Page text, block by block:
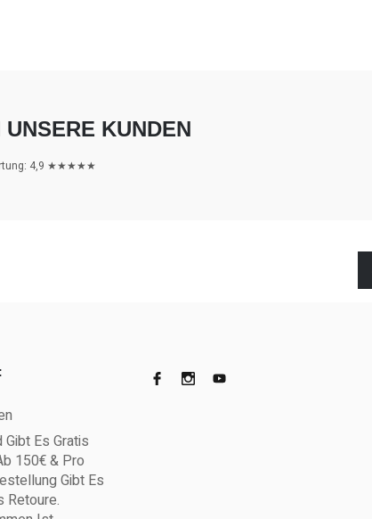
KUNDEN
4,9 ★★★★★
Es Gratis
150€ & Pro
Gibt Es
Retoure.